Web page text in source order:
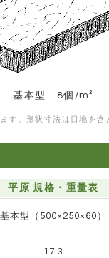
基本型 8個/m²
。形状寸法は目地を含
平原 規格・重量表
基本型（500×250×60）
17.3